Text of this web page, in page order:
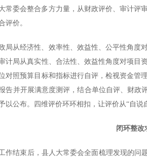
常委会整合多方力量，从财政评价、审计评
评价。
局从经济性、效率性、效益性、公平性角度
计局从真实性、合法性、效益性角度对项目
对照预算目标和指标进行自评，检视资金管
告并开展满意度测评，结合单位自评、财政
以公布。四维评价环环相扣，让评价从“自说
闭环整改
作结束后，县人大常委会全面梳理发现的问